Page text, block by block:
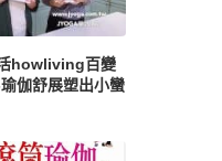
howliving百變
伽舒展塑出小蠻